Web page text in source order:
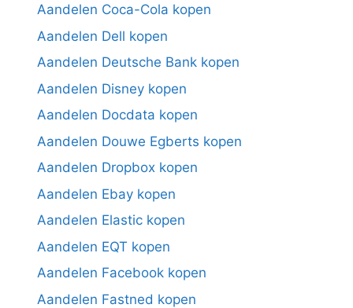
Aandelen Coca-Cola kopen
Aandelen Dell kopen
Aandelen Deutsche Bank kopen
Aandelen Disney kopen
Aandelen Docdata kopen
Aandelen Douwe Egberts kopen
Aandelen Dropbox kopen
Aandelen Ebay kopen
Aandelen Elastic kopen
Aandelen EQT kopen
Aandelen Facebook kopen
Aandelen Fastned kopen